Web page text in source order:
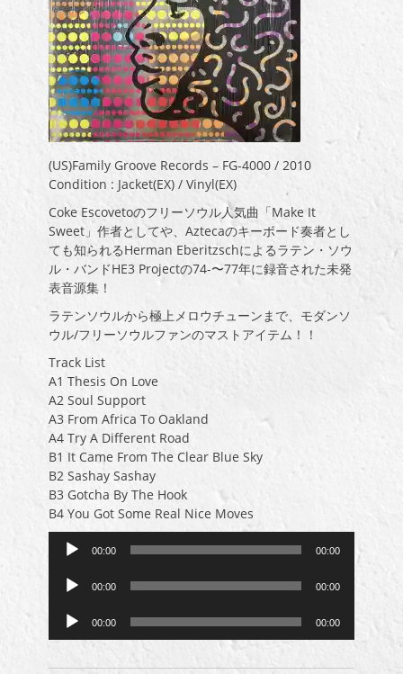
(US)Family Groove Records – FG-4000 / 2010
Condition : Jacket(EX) / Vinyl(EX)
Coke Escovetoのフリーソウル人気曲「Make It
Sweet」作者としてや、Aztecaのキーボード奏者とし
ても知られるHerman Eberitzschによるラテン・ソウ
ル・バンドHE3 Projectの74-〜77年に録音された未発
表音源集！
ラテンソウルから極上メロウチューンまで、モダンソ
ウル/フリーソウルファンのマストアイテム！！
Track List
A1 Thesis On Love
A2 Soul Support
A3 From Africa To Oakland
A4 Try A Different Road
B1 It Came From The Clear Blue Sky
B2 Sashay Sashay
B3 Gotcha By The Hook
B4 You Got Some Real Nice Moves
00:00 00:00
00:00 00:00
レ
00:00 00:00